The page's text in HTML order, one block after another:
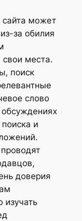
сайта может
за обилия
свои места.
поиск
слово
обсуждениях
и
доверия
изучать